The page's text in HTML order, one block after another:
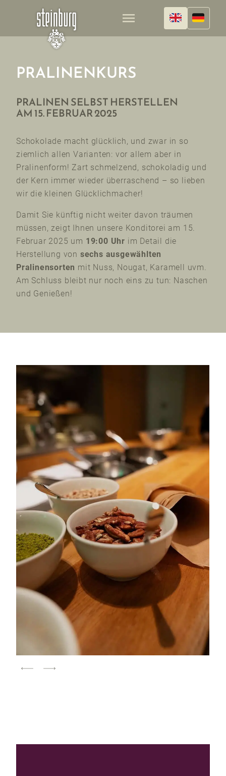
menu
PRALINENKURS
PRALINEN SELBST HERSTELLEN
AM 15. FEBRUAR 2025
Schokolade macht glücklich, und zwar in so
ziemlich allen Varianten: vor allem aber in
Pralinenform! Zart schmelzend, schokoladig und
der Kern immer wieder überraschend – so lieben
wir die kleinen Glücklichmacher!
Damit Sie künftig nicht weiter davon träumen
müssen, zeigt Ihnen unsere Konditorei am 15.
Februar 2025 um 19:00 Uhr im Detail die
Herstellung von sechs ausgewählten
Pralinensorten mit Nuss, Nougat, Karamell uvm.
Am Schluss bleibt nur noch eins zu tun: Naschen
und Genießen!